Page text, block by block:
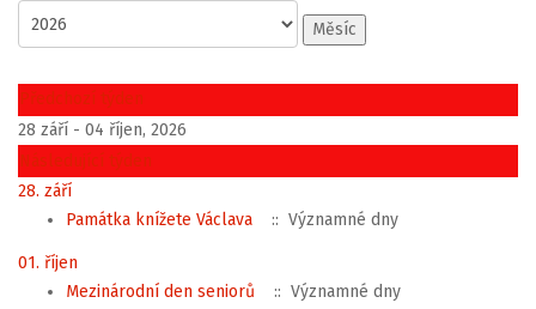
Měsíc
Předchozí týden
28 září - 04 říjen, 2026
Následující týden
28. září
Památka knížete Václava
:: Významné dny
01. říjen
Mezinárodní den seniorů
:: Významné dny